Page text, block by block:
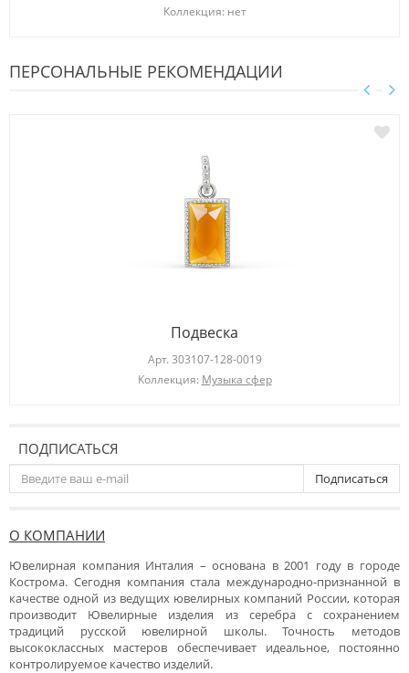
Коллекция: нет
ПЕРСОНАЛЬНЫЕ РЕКОМЕНДАЦИИ
Подвеска
Арт. 303107-128-0019
Коллекция: Музыка сфер
ПОДПИСАТЬСЯ
Подписаться
О КОМПАНИИ
Ювелирная компания Инталия – основана в 2001 году в городе
Кострома. Сегодня компания стала международно-признанной в
качестве одной из ведущих ювелирных компаний России, которая
производит Ювелирные изделия из серебра с сохранением
традиций русской ювелирной школы. Точность методов
высококлассных мастеров обеспечивает идеальное, постоянно
контролируемое качество изделий.